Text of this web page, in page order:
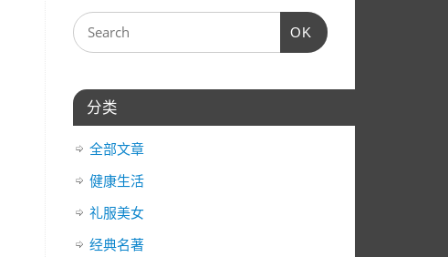
放
器
下
键
OK
分类
全部文章
健康生活
礼服美女
经典名著